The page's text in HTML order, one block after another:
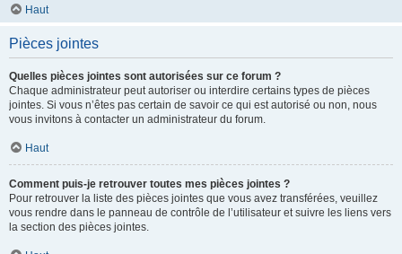
Haut
Pièces jointes
Quelles pièces jointes sont autorisées sur ce forum ?
Chaque administrateur peut autoriser ou interdire certains types de pièces
jointes. Si vous n’êtes pas certain de savoir ce qui est autorisé ou non, nous
vous invitons à contacter un administrateur du forum.
Haut
Comment puis-je retrouver toutes mes pièces jointes ?
Pour retrouver la liste des pièces jointes que vous avez transférées, veuillez
vous rendre dans le panneau de contrôle de l’utilisateur et suivre les liens vers
la section des pièces jointes.